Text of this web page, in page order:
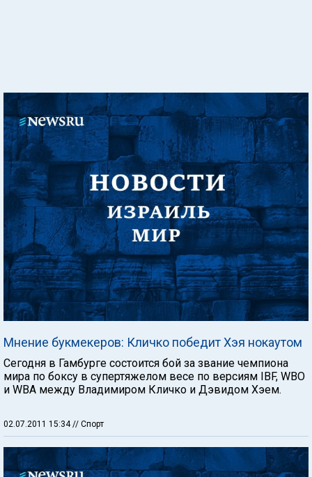
Мнение букмекеров: Кличко победит Хэя нокаутом
Сегодня в Гамбурге состоится бой за звание чемпиона
мира по боксу в супертяжелом весе по версиям IBF, WBO
и WBA между Владимиром Кличко и Дэвидом Хэем.
02.07.2011 15:34// Спорт